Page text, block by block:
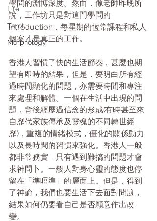
Life
Tarot
Morphology
學問的淵博深度。然而，像老師昨晚所
說，工作坊只是對這門學問的
introduction，每星期的恆常課程和私人
個案才是真正的工作。
香港人習慣了快的生活節奏，甚麼也期
望有即時的結果，但是，要明白所有經
過時間顯化的問題，亦需要時間和專注
來處理和解體。一個在生活中出現的問
題，背後經歷過信念的形成(有時甚至來
自歷代家族傳承及靈魂的不同轉世經
歷)，重複的情緒模式，僵化的關係動力
以及長時間的習慣來強化。香港人一般
都非常務實，只有遇到難搞的問題才會
求神問卜。一般人對身心靈的態度也停
留在「準唔準」的層面上。但是，得到
了神諭，我們也要生活下去面對問題，
結果如何仍要看自己是否願意作出改
變。